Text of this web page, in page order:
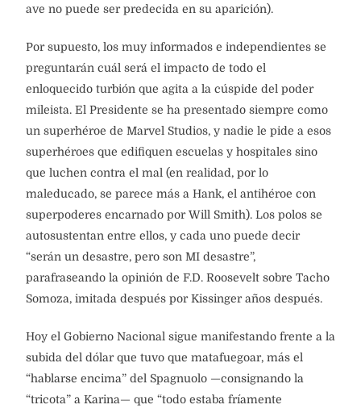
ave no puede ser predecida en su aparición).
Por supuesto, los muy informados e independientes se
preguntarán cuál será el impacto de todo el
enloquecido turbión que agita a la cúspide del poder
mileista. El Presidente se ha presentado siempre como
un superhéroe de Marvel Studios, y nadie le pide a esos
superhéroes que edifiquen escuelas y hospitales sino
que luchen contra el mal (en realidad, por lo
maleducado, se parece más a Hank, el antihéroe con
superpoderes encarnado por Will Smith). Los polos se
autosustentan entre ellos, y cada uno puede decir
“serán un desastre, pero son MI desastre”,
parafraseando la opinión de F.D. Roosevelt sobre Tacho
Somoza, imitada después por Kissinger años después.
Hoy el Gobierno Nacional sigue manifestando frente a la
subida del dólar que tuvo que matafuegoar, más el
“hablarse encima” del Spagnuolo —consignando la
“tricota” a Karina— que “todo estaba fríamente